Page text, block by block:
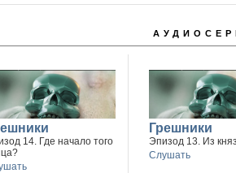
14. Где начало того
Грешники
Эпизод 13. Из
Слушать